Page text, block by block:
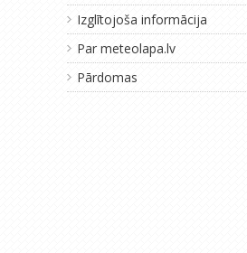
Izglītojoša informācija
Par meteolapa.lv
Pārdomas